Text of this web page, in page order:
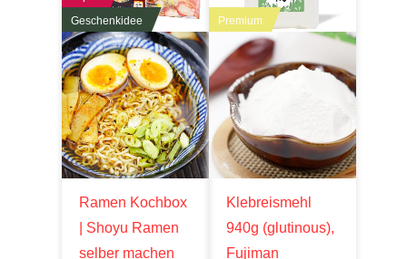
Geschenkidee
Ramen Kochbox
| Shoyu Ramen
selber machen
Premium
Klebreismehl
940g (glutinous),
Fujiman